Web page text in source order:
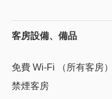
客房設備、備品
免費 Wi-Fi （所有客房）
禁煙客房